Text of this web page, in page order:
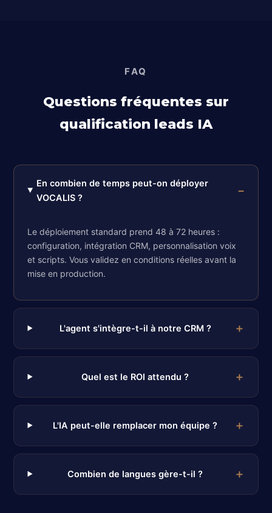
FAQ
Questions fréquentes sur
qualification leads IA
En combien de temps peut-on déployer
VOCALIS ?
Le déploiement standard prend 48 à 72 heures :
configuration, intégration CRM, personnalisation voix
et scripts. Vous validez en conditions réelles avant la
mise en production.
L'agent s'intègre-t-il à notre CRM ?
Quel est le ROI attendu ?
L'IA peut-elle remplacer mon équipe ?
Combien de langues gère-t-il ?